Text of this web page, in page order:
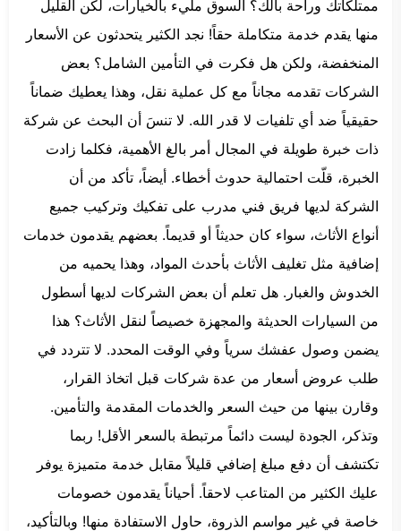
ممتلكاتك وراحة بالك؟ السوق مليء بالخيارات، لكن القليل
منها يقدم خدمة متكاملة حقاً! نجد الكثير يتحدثون عن الأسعار
المنخفضة، ولكن هل فكرت في التأمين الشامل؟ بعض
الشركات تقدمه مجاناً مع كل عملية نقل، وهذا يعطيك ضماناً
حقيقياً ضد أي تلفيات لا قدر الله. لا تنسَ أن البحث عن شركة
ذات خبرة طويلة في المجال أمر بالغ الأهمية، فكلما زادت
الخبرة، قلّت احتمالية حدوث أخطاء. أيضاً، تأكد من أن
الشركة لديها فريق فني مدرب على تفكيك وتركيب جميع
أنواع الأثاث، سواء كان حديثاً أو قديماً. بعضهم يقدمون خدمات
إضافية مثل تغليف الأثاث بأحدث المواد، وهذا يحميه من
الخدوش والغبار. هل تعلم أن بعض الشركات لديها أسطول
من السيارات الحديثة والمجهزة خصيصاً لنقل الأثاث؟ هذا
يضمن وصول عفشك سرياً وفي الوقت المحدد. لا تتردد في
طلب عروض أسعار من عدة شركات قبل اتخاذ القرار،
وقارن بينها من حيث السعر والخدمات المقدمة والتأمين.
وتذكر، الجودة ليست دائماً مرتبطة بالسعر الأقل! ربما
تكتشف أن دفع مبلغ إضافي قليلاً مقابل خدمة متميزة يوفر
عليك الكثير من المتاعب لاحقاً. أحياناً يقدمون خصومات
خاصة في غير مواسم الذروة، حاول الاستفادة منها! وبالتأكيد،